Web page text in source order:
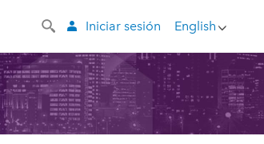
English
Iniciar sesión